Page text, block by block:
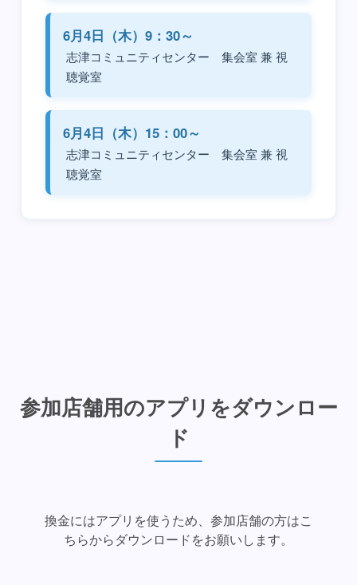
6月4日（木）9：30～
志津コミュニティセンター 集会室 兼 視
聴覚室
6月4日（木）15：00～
志津コミュニティセンター 集会室 兼 視
聴覚室
参加店舗用のアプリをダウンロー
ド
換金にはアプリを使うため、参加店舗の方はこ
ちらからダウンロードをお願いします。